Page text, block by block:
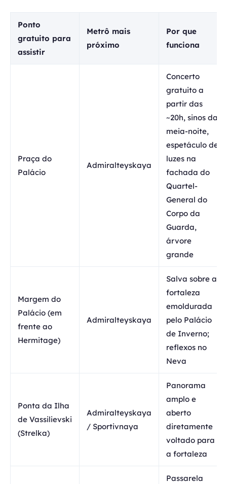
Ponto
gratuito para
assistir
Metrô mais
próximo
Por que
funciona
Praça do
Palácio
Admiralteyskaya
Concerto
gratuito a
partir das
~20h, sinos da
meia-noite,
espetáculo de
luzes na
fachada do
Quartel-
General do
Corpo da
Guarda,
árvore
grande
Margem do
Palácio (em
frente ao
Hermitage)
Admiralteyskaya
Salva sobre a
fortaleza
emoldurada
pelo Palácio
de Inverno;
reflexos no
Neva
Ponta da Ilha
de Vassilievski
(Strelka)
Admiralteyskaya
/ Sportivnaya
Panorama
amplo e
aberto
diretamente
voltado para
a fortaleza
Passarela